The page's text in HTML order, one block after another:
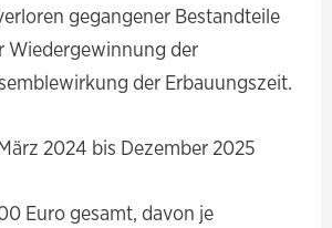
gegangener Bestandteile
Wiedergewinnung der
der Erbauungszeit.
2024 bis Dezember 2025
Euro gesamt, davon je